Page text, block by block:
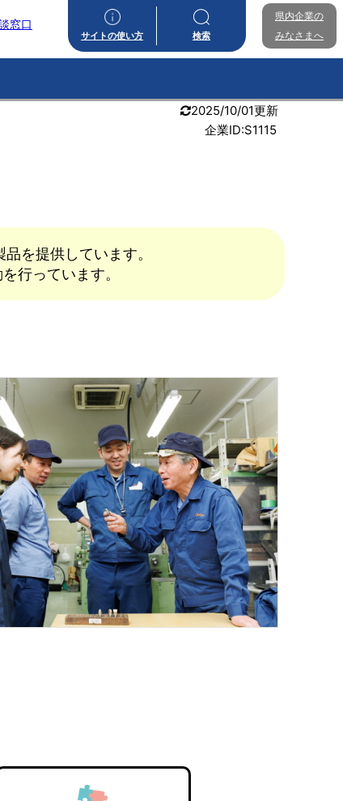
窓口
サイトの使い方 検索
県内企業の
みなさまへ
2025/10/01更新
企業ID:S1115
を提供しています。
行っています。